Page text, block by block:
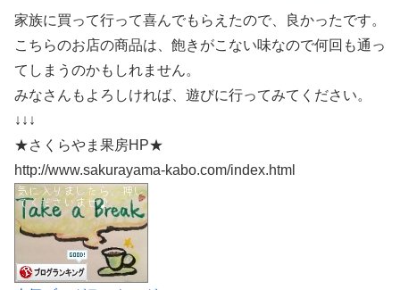
家族に買って行って喜んでもらえたので、良かったです。
こちらのお店の商品は、飽きがこない味なので何回も通っ
てしまうのかもしれません。
みなさんもよろしければ、遊びに行ってみてください。
↓↓↓
★さくらやま果房HP★
http://www.sakurayama-kabo.com/index.html